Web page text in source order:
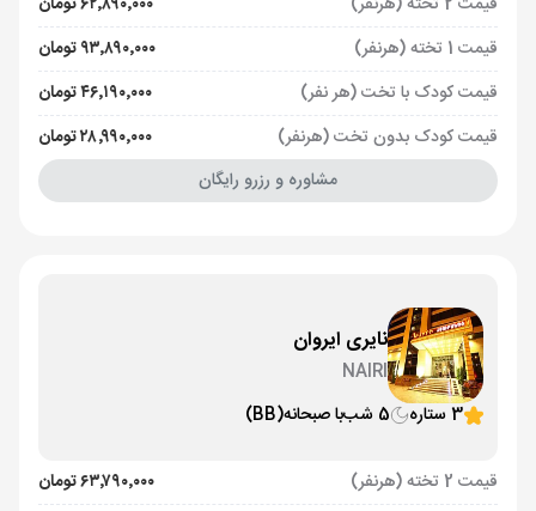
قیمت 1 تخته (هرنفر)
۹۳٬۸۹۰٬۰۰۰ تومان
قیمت کودک با تخت (هر نفر)
۴۶٬۱۹۰٬۰۰۰ تومان
قیمت کودک بدون تخت (هرنفر)
۲۸٬۹۹۰٬۰۰۰ تومان
مشاوره و رزرو رایگان
نایری ایروان
NAIRI
3 ستاره
5 شب با صبحانه(BB)
قیمت 2 تخته (هرنفر)
۶۳٬۷۹۰٬۰۰۰ تومان